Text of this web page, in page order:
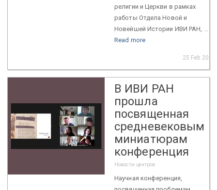
религии и Церкви в рамках
работы Отдела Новой и
Новейшей Истории ИВИ РАН, ...
Read more
25 Feb 2021
В ИВИ РАН
прошла
посвященная
средневековым
миниатюрам
конференция
Новости центров
Научная конференция,